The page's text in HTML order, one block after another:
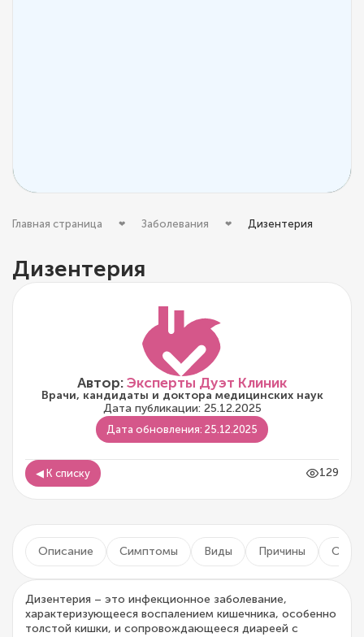
Главная страница Заболевания Дизентерия
Дизентерия
Автор:Эксперты Дуэт Клиник
Врачи, кандидаты и доктора медицинских наук
Дата публикации: 25.12.2025
Дата обновления: 25.12.2025
◀ К списку 129
Описание Симптомы Виды Причины
Дизентерия – это инфекционное заболевание,
характеризующееся воспалением кишечника, особенно
толстой кишки, и сопровождающееся диареей с